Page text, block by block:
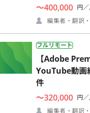
〜400,000 円／
編集者・翻訳
フルリモート
【Adobe
YouTube動画
件
〜320,000 円／
編集者・翻訳